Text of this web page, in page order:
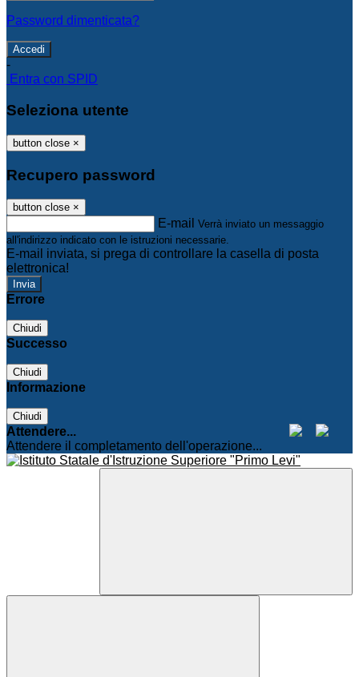
Password dimenticata?
-
Entra con SPID
Seleziona utente
button close ×
Recupero password
button close ×
E-mail Verrà inviato un messaggio
all'indirizzo indicato con le istruzioni necessarie.
E-mail inviata, si prega di controllare la casella di posta
elettronica!
Errore
Chiudi
Successo
Chiudi
Informazione
Chiudi
Attendere...
Attendere il completamento dell'operazione...